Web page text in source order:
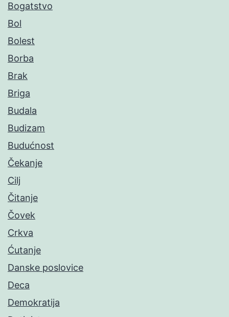
Bogatstvo
Bol
Bolest
Borba
Brak
Briga
Budala
Budizam
Budućnost
Čekanje
Cilj
Čitanje
Čovek
Crkva
Ćutanje
Danske poslovice
Deca
Demokratija